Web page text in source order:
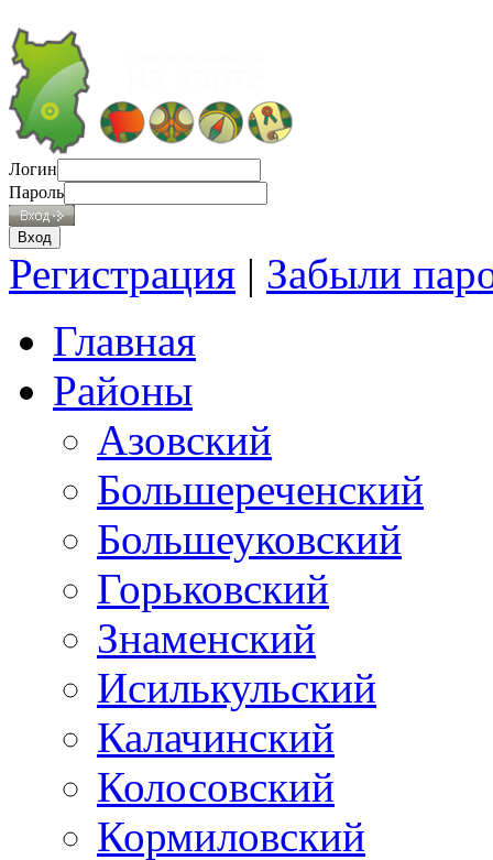
Логин
Пароль
Регистрация | Забыли
Главная
Районы
Азовский
Большереченский
Большеуковский
Горьковский
Знаменский
Исилькульский
Калачинский
Колосовский
Кормиловский